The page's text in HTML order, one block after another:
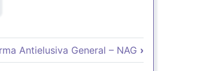
Norma Antielusiva
Antielusiva General – NAG ›